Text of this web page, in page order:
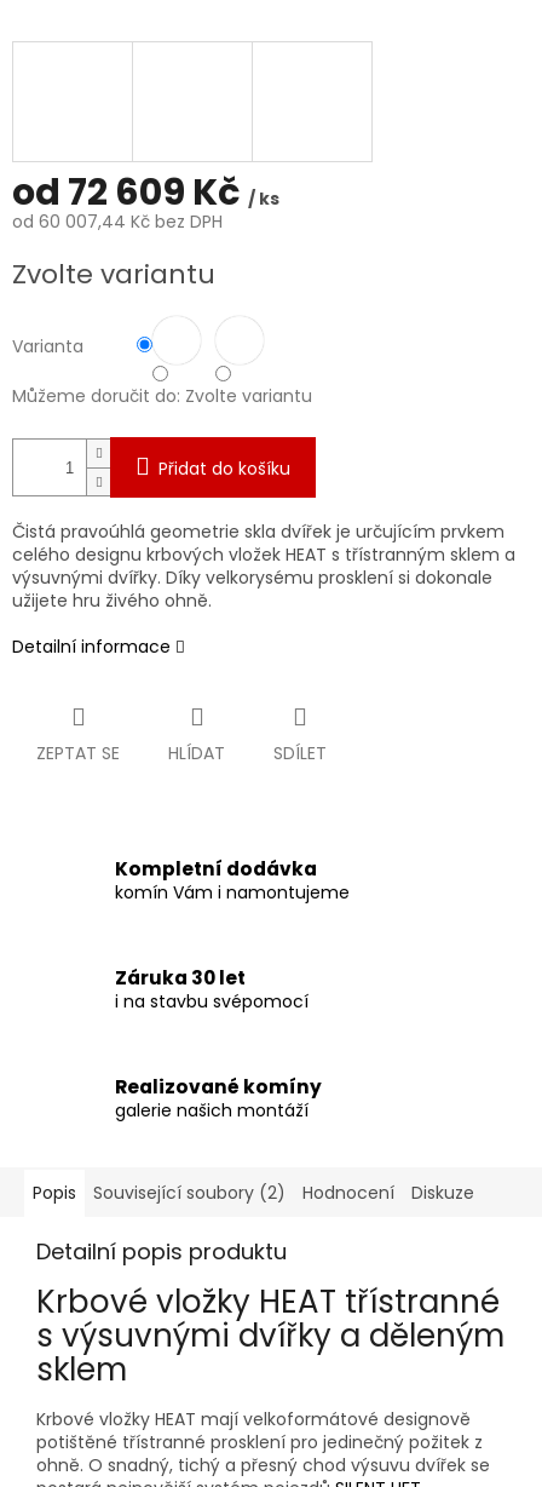
od 72 609 Kč / ks
od 60 007,44 Kč bez DPH
cena:
Zvolte variantu
Varianta
Můžeme doručit do: Zvolte variantu
Přidat do košíku
Čistá pravoúhlá geometrie skla dvířek je určujícím prvkem
celého designu krbových vložek HEAT s třístranným sklem a
výsuvnými dvířky. Díky velkorysému prosklení si dokonale
užijete hru živého ohně.
Detailní informace
ZEPTAT SE HLÍDAT SDÍLET
Kompletní dodávka
komín Vám i namontujeme
Záruka 30 let
i na stavbu svépomocí
Realizované komíny
galerie našich montáží
Popis Související soubory (2) Hodnocení Diskuze
Detailní popis produktu
Krbové vložky HEAT třístranné
s výsuvnými dvířky a děleným
sklem
Krbové vložky HEAT mají velkoformátové designově
potištěné třístranné prosklení pro jedinečný požitek z
ohně. O snadný, tichý a přesný chod výsuvu dvířek se